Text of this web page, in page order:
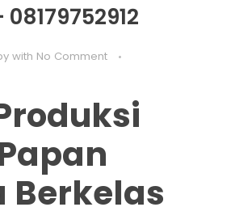
with No Comment
Berkelas